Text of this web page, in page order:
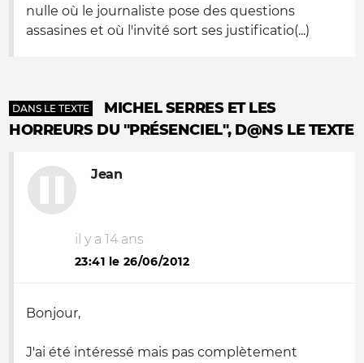
nulle où le journaliste pose des questions
assasines et où l'invité sort ses justificatio(...)
DANS LE TEXTE
MICHEL SERRES ET LES
HORREURS DU "PRÉSENCIEL", D@NS LE TEXTE
Jean
il y a 14 ans
23:41 le 26/06/2012
Bonjour,
J'ai été intéressé mais pas complètement